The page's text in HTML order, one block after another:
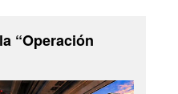
“Operación